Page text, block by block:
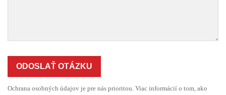
ODOSLAŤ OTÁZKU
Ochrana osobných údajov je pre nás prioritou. Viac informácií o tom, ako